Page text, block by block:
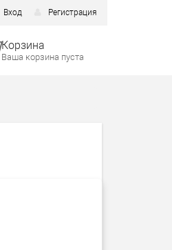
Вход Регистрация
Корзина
Ваша корзина пуста